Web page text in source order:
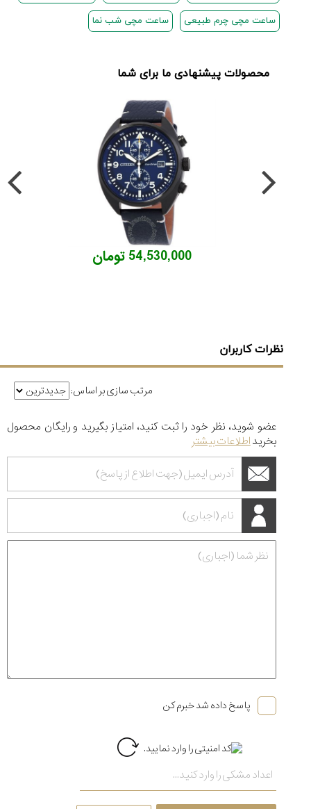
ساعت مچی چرم طبیعی ساعت مچی شب نما
محصولات پیشنهادی ما برای شما
54,530,000 تومان
نظرات کاربران
مرتب سازی بر اساس:
عضو شوید، نظر خود را ثبت کنید، امتیاز بگیرید و رایگان محصول
بخریداطلاعات بیشتر
پاسخ داده شد خبرم کن